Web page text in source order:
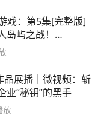
戏：第5集[完整版]
岛屿之战！
品展播｜微视频：斩
业“秘钥”的黑手
放